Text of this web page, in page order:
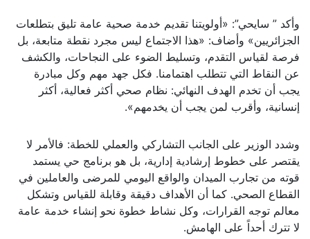
وأكد ” سايحي”: «أولويتنا تقديم خدمة صحية عامة تليق بتطلعات
الجزائريين» وأضاف: «هذا الاجتماع ليس مجرد نقطة متابعة، بل
فرصة لقياس التقدم، وتسليط الضوء على النجاحات، والكشف
عن النقاط التي تتطلب اهتمامنا. فكل جهد مهم وكل مبادرة
يجب أن تخدم الهدف النهائي: نظام صحي أكثر فعالية، أكثر
إنسانية، وأقرب لمن يجب أن يخدمهم».
وشدد الوزير على الجانب التشاركي والعملي للخطة: فالأمر لا
يقتصر على خطوط إرشادية إدارية، بل هو برنامج حي يستمد
قوته من تجارب الميدان والواقع اليومي للمرضى والعاملين في
القطاع الصحي. كما أن الأهداف دقيقة وقابلة للقياس وتشكل
معالم توجه القرارات، وكل نشاط خطوة نحو إنشاء خدمة عامة
لا تترك أحداً على الهامش.